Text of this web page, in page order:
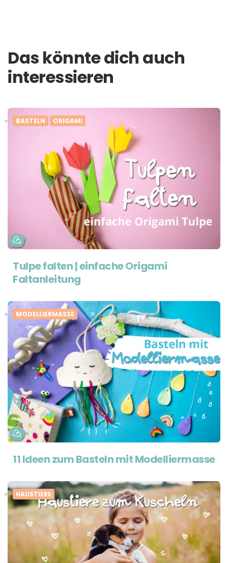
Das könnte dich auch
interessieren
BASTELN ORIGAMI
Tulpe falten | einfache Origami
Faltanleitung
MODELLIERMASSE
11 Ideen zum Basteln mit Modelliermasse
HAUSTIERE